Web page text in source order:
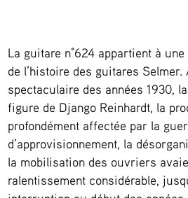
La guitare n°624 appartient à
de l’histoire des guitares Selmer.
spectaculaire des années 1930,
figure de Django Reinhardt, la
profondément affectée par la
d’approvisionnement, la
la mobilisation des ouvriers
ralentissement considérable,